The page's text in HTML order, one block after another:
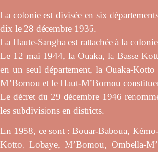
La colonie est divisée en six
dix le 28 décembre 1936.
La Haute-Sangha est rattachée à la
Le 12 mai 1944, la Ouaka, la Basse-
en un seul département, la Ouaka-
M’Bomou et le Haut-M’Bomou
Le décret du 29 décembre 1946
les subdivisions en districts.
En 1958, ce sont : Bouar-Baboua,
Kotto, Lobaye, M’Bomou, Ombella-